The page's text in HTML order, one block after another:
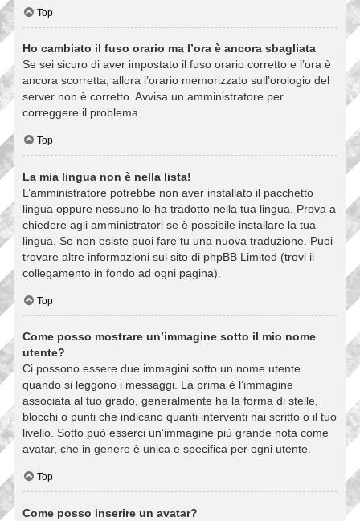
Top
Ho cambiato il fuso orario ma l’ora è ancora sbagliata
Se sei sicuro di aver impostato il fuso orario corretto e l’ora è
ancora scorretta, allora l’orario memorizzato sull’orologio del
server non è corretto. Avvisa un amministratore per
correggere il problema.
Top
La mia lingua non è nella lista!
L’amministratore potrebbe non aver installato il pacchetto
lingua oppure nessuno lo ha tradotto nella tua lingua. Prova a
chiedere agli amministratori se è possibile installare la tua
lingua. Se non esiste puoi fare tu una nuova traduzione. Puoi
trovare altre informazioni sul sito di phpBB Limited (trovi il
collegamento in fondo ad ogni pagina).
Top
Come posso mostrare un’immagine sotto il mio nome
utente?
Ci possono essere due immagini sotto un nome utente
quando si leggono i messaggi. La prima è l’immagine
associata al tuo grado, generalmente ha la forma di stelle,
blocchi o punti che indicano quanti interventi hai scritto o il tuo
livello. Sotto può esserci un’immagine più grande nota come
avatar, che in genere è unica e specifica per ogni utente.
Top
Come posso inserire un avatar?